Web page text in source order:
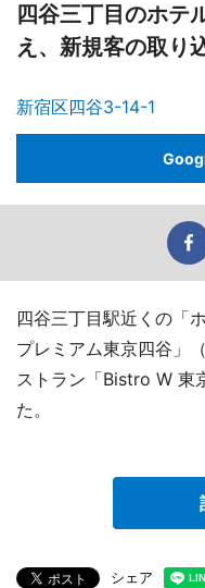
四谷三丁目のホテ
え、新規客の取り
新宿区四谷3-14-1
四谷三丁目駅近くの「
プレミアム東京四谷」
ストラン「Bistro W 東
た。
シェア